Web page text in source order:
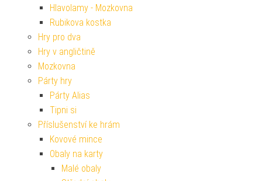
Hlavolamy - Mozkovna
Rubikova kostka
Hry pro dva
Hry v angličtině
Mozkovna
Párty hry
Párty Alias
Tipni si
Příslušenství ke hrám
Kovové mince
Obaly na karty
Malé obaly